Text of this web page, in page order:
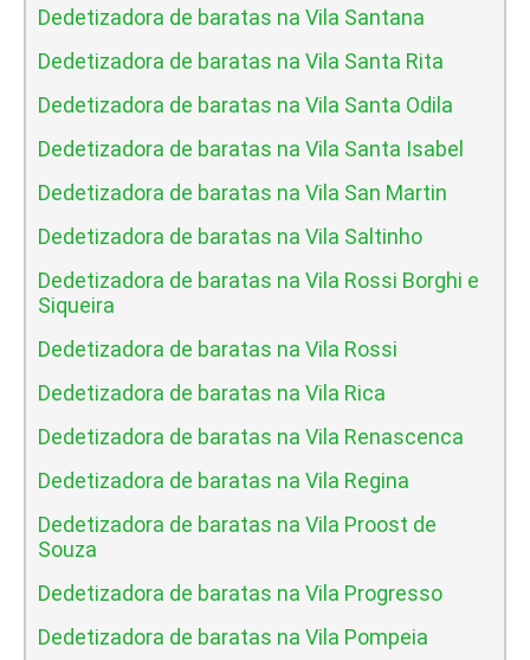
Dedetizadora de baratas na Vila Santana
Dedetizadora de baratas na Vila Santa Rita
Dedetizadora de baratas na Vila Santa Odila
Dedetizadora de baratas na Vila Santa Isabel
Dedetizadora de baratas na Vila San Martin
Dedetizadora de baratas na Vila Saltinho
Dedetizadora de baratas na Vila Rossi Borghi e
Siqueira
Dedetizadora de baratas na Vila Rossi
Dedetizadora de baratas na Vila Rica
Dedetizadora de baratas na Vila Renascenca
Dedetizadora de baratas na Vila Regina
Dedetizadora de baratas na Vila Proost de
Souza
Dedetizadora de baratas na Vila Progresso
Dedetizadora de baratas na Vila Pompeia